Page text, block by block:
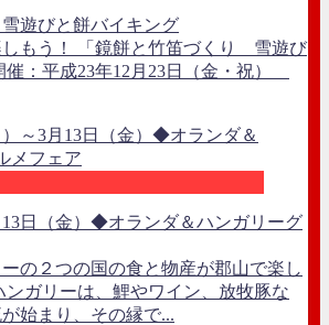
遊びと餅バイキング
しもう！ 「鏡餅と竹笛づくり 雪遊び
催：平成23年12月23日（金・祝）
13日（金）◆オランダ＆ハンガリーグ
の２つの国の食と物産が郡山で楽し
ガリーは、鯉やワイン、放牧豚な
始まり、その縁で...